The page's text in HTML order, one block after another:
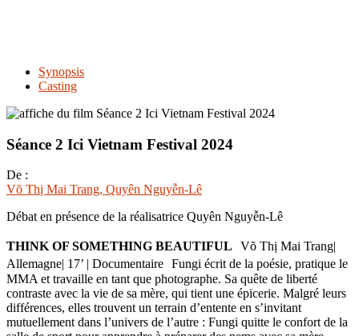
Synopsis
Casting
Séance 2 Ici Vietnam Festival 2024
De :
Võ Thị Mai Trang, Quyên Nguyễn-Lê
Débat en présence de la réalisatrice Quyên Nguyễn-Lê
THINK OF SOMETHING BEAUTIFUL Võ Thị Mai Trang|
Allemagne| 17’ | Documentaire Fungi écrit de la poésie, pratique le
MMA et travaille en tant que photographe. Sa quête de liberté
contraste avec la vie de sa mère, qui tient une épicerie. Malgré leurs
différences, elles trouvent un terrain d’entente en s’invitant
mutuellement dans l’univers de l’autre : Fungi quitte le confort de la